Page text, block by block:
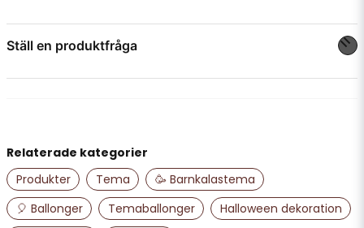
Ställ en produktfråga
name
Namn
Relaterade kategorier
Produkter
Tema
🥳 Barnkalastema
🎈 Ballonger
Temaballonger
Halloween dekoration